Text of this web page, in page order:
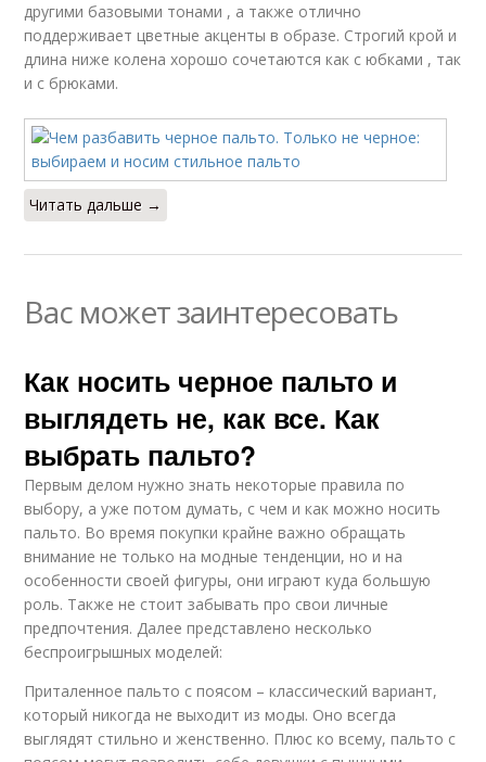
другими базовыми тонами , а также отлично
поддерживает цветные акценты в образе. Строгий крой и
длина ниже колена хорошо сочетаются как с юбками , так
и с брюками.
Читать дальше →
Вас может заинтересовать
Как носить черное пальто и
выглядеть не, как все. Как
выбрать пальто?
Первым делом нужно знать некоторые правила по
выбору, а уже потом думать, с чем и как можно носить
пальто. Во время покупки крайне важно обращать
внимание не только на модные тенденции, но и на
особенности своей фигуры, они играют куда большую
роль. Также не стоит забывать про свои личные
предпочтения. Далее представлено несколько
беспроигрышных моделей:
Приталенное пальто с поясом – классический вариант,
который никогда не выходит из моды. Оно всегда
выглядят стильно и женственно. Плюс ко всему, пальто с